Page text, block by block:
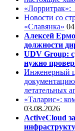
«Лорритрак»:
Новости со
«Славянка»
Алексей
должности
UDV Group:
нужно
Инженерный
летательных
«Таларис»:
03.08.2026
ActiveCloud